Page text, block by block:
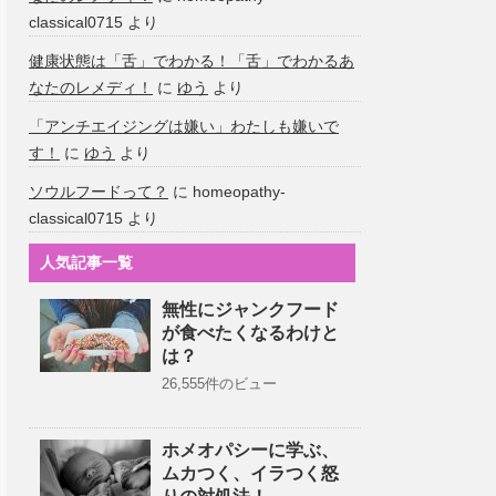
classical0715 より
健康状態は「舌」でわかる！「舌」でわかるあ
なたのレメディ！
に ゆう より
「アンチエイジングは嫌い」わたしも嫌いで
す！
に ゆう より
ソウルフードって？ に homeopathy-
classical0715 より
人気記事一覧
無性にジャンクフード
が食べたくなるわけと
は？
26,555件のビュー
ホメオパシーに学ぶ、
ムカつく、イラつく怒